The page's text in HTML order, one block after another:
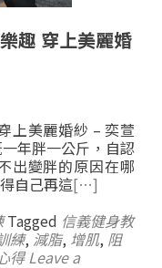
趣 穿上美麗婚
上美麗婚紗 – 奕萱
年胖一公斤，自認
出變胖的原因在哪
自己再這[…]
Tagged 信義健身教
練, 減脂, 增肌, 阻
得 Leave a